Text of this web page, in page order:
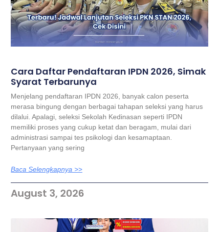
Cara Daftar Pendaftaran IPDN 2026, Simak
Syarat Terbarunya
Menjelang pendaftaran IPDN 2026, banyak calon peserta
merasa bingung dengan berbagai tahapan seleksi yang harus
dilalui. Apalagi, seleksi Sekolah Kedinasan seperti IPDN
memiliki proses yang cukup ketat dan beragam, mulai dari
administrasi sampai tes psikologi dan kesamaptaan.
Pertanyaan yang sering
Baca Selengkapnya >>
August 3, 2026